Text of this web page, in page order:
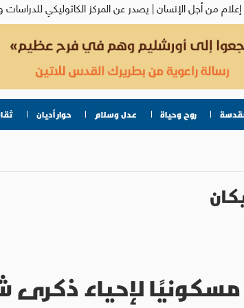
روح وحياة عدل وسلام حوار أديان
مسكونيًا لإحياء